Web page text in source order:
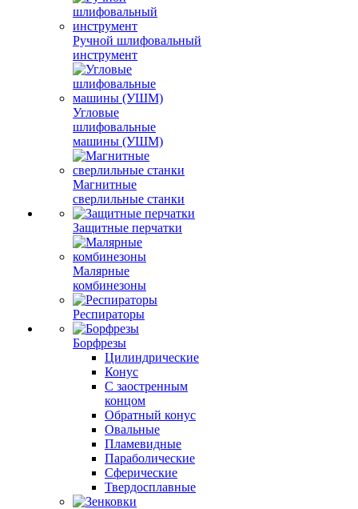
Ручной шлифовальный
инструмент
Угловые
шлифовальные
машины (УШМ)
Магнитные
сверлильные станки
Защитные перчатки
Малярные
комбинезоны
Респираторы
Борфрезы
Цилиндрические
Конус
С заостренным
концом
Обратный конус
Овальные
Пламевидные
Параболические
Сферические
Твердосплавные